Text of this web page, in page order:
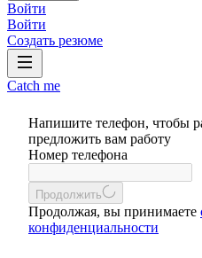
Войти
Войти
Создать резюме
Catch me
Напишите телефон, чтобы
предложить вам работу
Номер телефона
Продолжить
Продолжая, вы принимаете
конфиденциальности